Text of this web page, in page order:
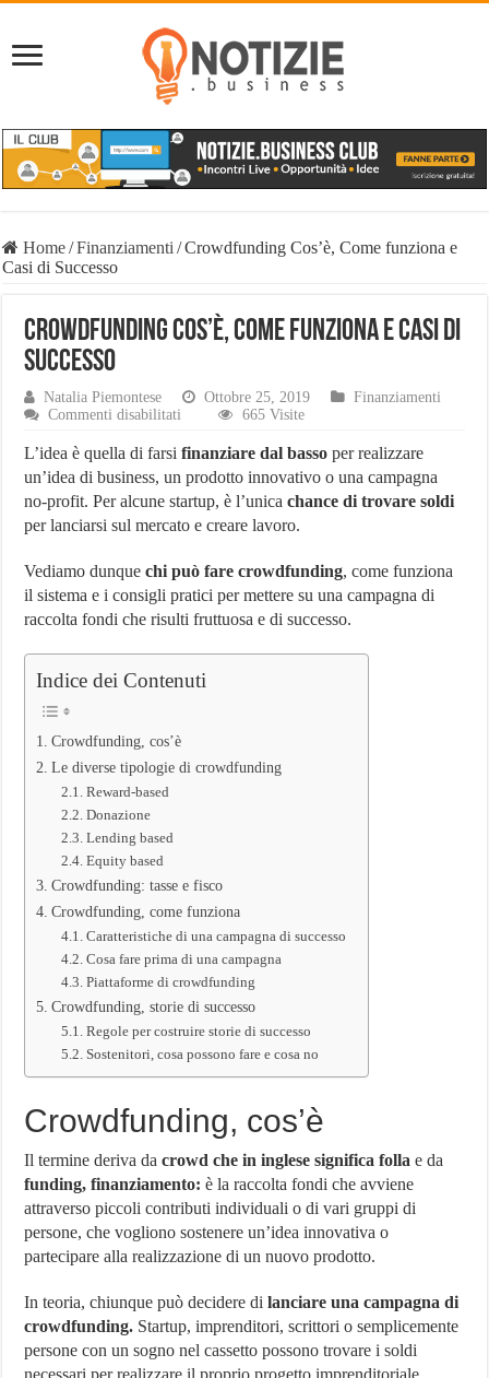
Home/Finanziamenti /Crowdfunding Cos’è, Come funziona e
Casi di Successo
Crowdfunding Cos’è, Come funziona e Casi di
Successo
Natalia Piemontese Ottobre 25, 2019
Finanziamenti
Commenti disabilitati
Cos’è,
funziona
e
di
665 Visite
L’idea è quella di farsifinanziare dal basso per realizzare
un’idea di business, un prodotto innovativo o una campagna
no-profit. Per alcune startup, è l’unicachance di trovare soldi
per lanciarsi sul mercato e creare lavoro.
Vediamo dunquechi può fare crowdfunding, come funziona
il sistema e i consigli pratici per mettere su una campagna di
raccolta fondi che risulti fruttuosa e di successo.
Indice dei Contenuti
Crowdfunding, cos’è
Le diverse tipologie di crowdfunding
Reward-based
Donazione
Lending based
Equity based
Crowdfunding: tasse e fisco
Crowdfunding, come funziona
Caratteristiche di una campagna di successo
Cosa fare prima di una campagna
Piattaforme di crowdfunding
Crowdfunding, storie di successo
Regole per costruire storie di successo
Sostenitori, cosa possono fare e cosa no
Crowdfunding, cos’è
Il termine deriva dacrowd che in inglese significa folla e da
funding, finanziamento: è la raccolta fondi che avviene
attraverso piccoli contributi individuali o di vari gruppi di
persone, che vogliono sostenere un’idea innovativa o
partecipare alla realizzazione di un nuovo prodotto.
In teoria, chiunque può decidere dilanciare una campagna di
crowdfunding. Startup, imprenditori, scrittori o semplicemente
persone con un sogno nel cassetto possono trovare i soldi
necessari per realizzare il proprio progetto imprenditoriale,